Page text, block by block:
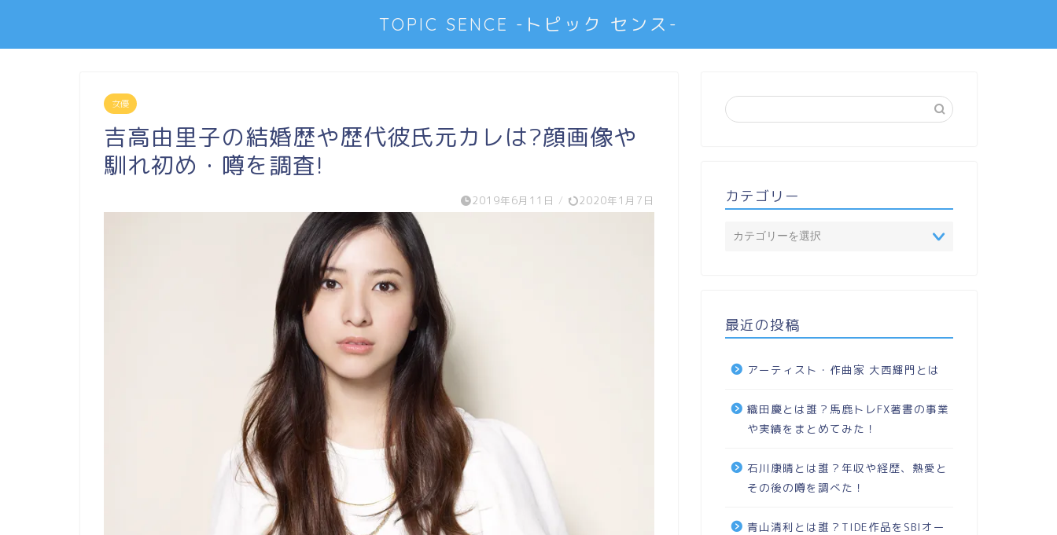
TOPIC SENCE -トピック センス-
女優
吉高由里子の結婚歴や歴代彼氏元カレは?顔画像や
馴れ初め・噂を調査!
2019年6月11日 / 2020年1月7日 カテゴリー
最近の投稿
アーティスト・作曲家 大西輝門とは
織田慶とは誰？馬鹿トレFX著書の事業
や実績をまとめてみた！
石川康晴とは誰？年収や経歴、熱愛と
その後の噂を調べた！
青山清利とは誰？TIDE作品をSBIオー